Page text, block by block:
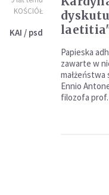
KOŚCIÓŁ
KAI / psd
Papieska
zawarte w
Ennio
filozofa